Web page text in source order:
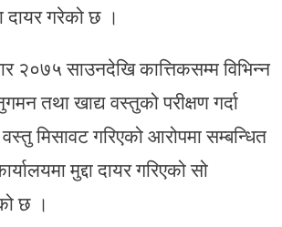
दायर गरेको छ ।
२०७५ साउनदेखि कात्तिकसम्म विभिन्न
तथा खाद्य वस्तुको परीक्षण गर्दा
मिसावट गरिएको आरोपमा सम्बन्धित
मुद्दा दायर गरिएको सो
छ ।